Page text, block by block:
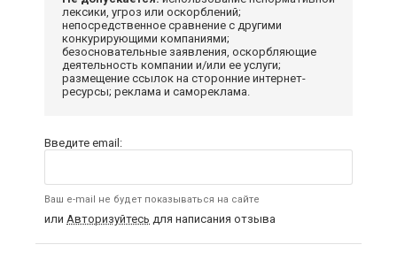
лексики, угроз или оскорблений;
непосредственное сравнение с другими
конкурирующими компаниями;
безосновательные заявления, оскорбляющие
деятельность компании и/или ее услуги;
размещение ссылок на сторонние интернет-
ресурсы; реклама и самореклама.
Введите email:
Ваш e-mail не будет показываться на сайте
или Авторизуйтесь для написания отзыва